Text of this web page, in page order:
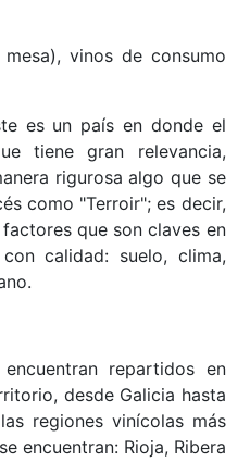
vinos de consumo
es un país en donde el
tiene gran relevancia,
rigurosa algo que se
como "Terroir"; es decir,
que son claves en
calidad: suelo, clima,
repartidos en
desde Galicia hasta
regiones vinícolas más
encuentran: Rioja, Ribera